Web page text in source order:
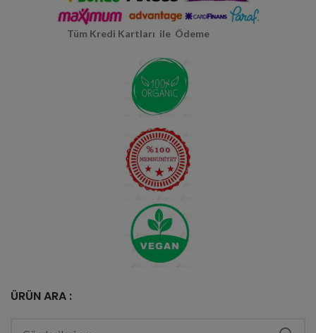
Tüm Kredi Kartları ile Ödeme
ÜRÜN ARA :